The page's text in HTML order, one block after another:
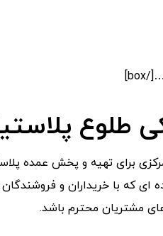
طلوع
برای تهیه و پخش عمده
که با خریداران و
مشتریان محترم باشد.